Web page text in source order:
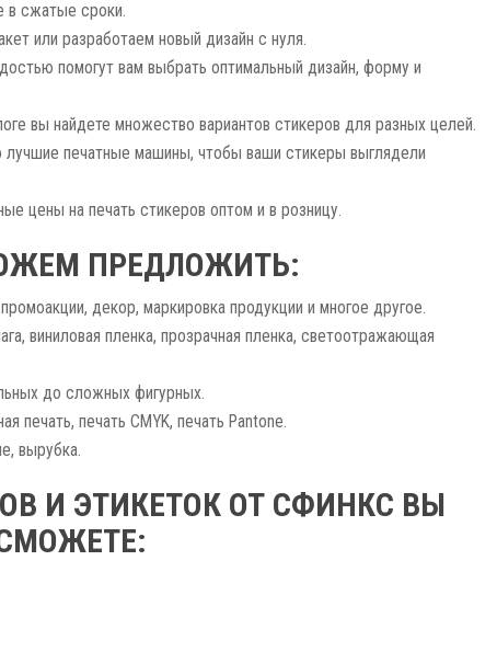
в сжатые сроки.
или разработаем новый дизайн с нуля.
помогут вам выбрать оптимальный дизайн, форму и
вы найдете множество вариантов стикеров для разных целей.
печатные машины, чтобы ваши стикеры выглядели
цены на печать стикеров оптом и в розницу.
ПРЕДЛОЖИТЬ:
декор, маркировка продукции и многое другое.
виниловая пленка, прозрачная пленка, светоотражающая
до сложных фигурных.
печать, печать CMYK, печать Pantone.
вырубка.
И ЭТИКЕТОК ОТ СФИНКС ВЫ